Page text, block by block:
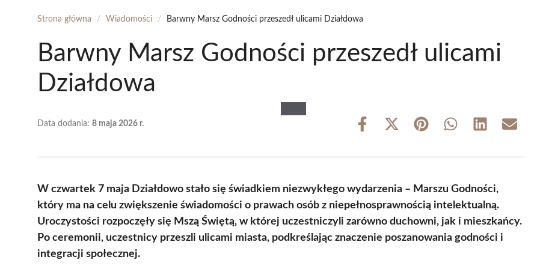
Strona główna / Wiadomości / Barwny Marsz Godności przeszedł ulicami Działdowa
Barwny Marsz Godności przeszedł ulicami
Działdowa
Data dodania: 8 maja 2026 r.
Share
Share
(Twitter)
Share Share Share Share
W czwartek 7 maja Działdowo stało się świadkiem niezwykłego wydarzenia – Marszu Godności,
który ma na celu zwiększenie świadomości o prawach osób z niepełnosprawnością intelektualną.
Uroczystości rozpoczęły się Mszą Świętą, w której uczestniczyli zarówno duchowni, jak i mieszkańcy.
Po ceremonii, uczestnicy przeszli ulicami miasta, podkreślając znaczenie poszanowania godności i
integracji społecznej.